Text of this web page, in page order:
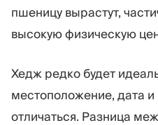
пшеницу вырастут,
высокую физическую
Хедж редко будет
местоположение, дата и
отличаться. Разница